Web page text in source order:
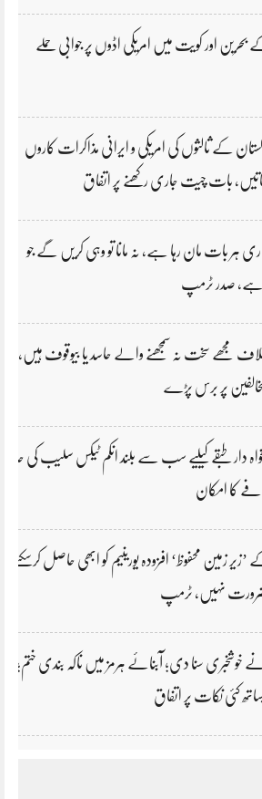
بحرین اور کویت میں امریکی اڈوں پر جوابی حملے
کے ثالثوں کی امریکی و ایرانی مذاکرات کاروں
بات چیت جاری رکھنے پر اتفاق
ہر بات مان رہا ہے، نہ مانا تو وہی کریں گے جو
صدر ٹرمپ
مجھے سخت نہ سمجھنے والے حاسد یا بیوقوف ہیں،
پر برس پڑے
دار طبقے کیلیے سب سے بلند انکم ٹیکس سلیب کی حد
کا امکان
زمین محفوظ‘ افزودہ یورینیم کو ابھی حاصل کرسکتے
ضرورت نہیں، ٹرمپ
سنا دی؛ آبنائے ہرمز میں ناکہ بندی ختم؛
کئی نکات پر اتفاق